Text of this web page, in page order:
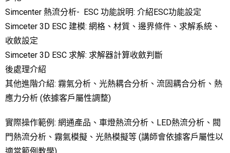
Simcenter 熱流分析- ESC 功能說明: 介紹ESC功能設定
Simceter 3D ESC 建模: 網格、材質、邊界條件、求解系統、
收斂設定
Simceter 3D ESC 求解: 求解器計算收斂判斷
後處理介紹
其他進階介紹: 霧氣分析、光熱耦合分析、流固耦合分析、熱
應力分析 (依據客戶屬性調整)
實際操作範例: 網通產品、車燈熱流分析、LED熱流分析、閥
門熱流分析、霧氣模擬、光熱模擬等 (講師會依據客戶屬性以